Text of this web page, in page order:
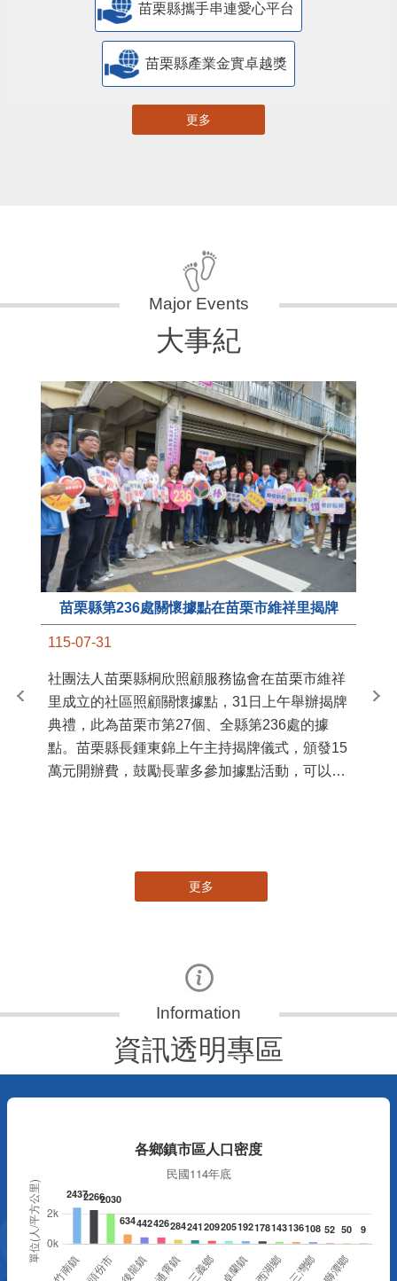
苗栗縣攜手串連愛心平台
苗栗縣產業金實卓越獎
更多
大事紀
苗栗縣第236處關懷據點在苗栗市維祥里揭牌
115-07-31
社團法人苗栗縣桐欣照顧服務協會在苗栗市維祥
里成立的社區照顧關懷據點，31日上午舉辦揭牌
典禮，此為苗栗市第27個、全縣第236處的據
點。苗栗縣長鍾東錦上午主持揭牌儀式，頒發15
萬元開辦費，鼓勵長輩多參加據點活動，可以更
苗
更多
資訊透明專區